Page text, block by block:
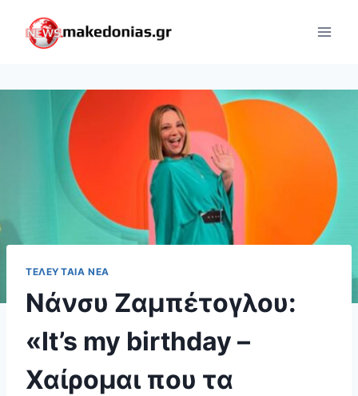
content
ΤΕΛΕΥΤΑΊΑ ΝΈΑ
Νάνσυ Ζαμπέτογλου:
«It’s my birthday –
Χαίρομαι που τα